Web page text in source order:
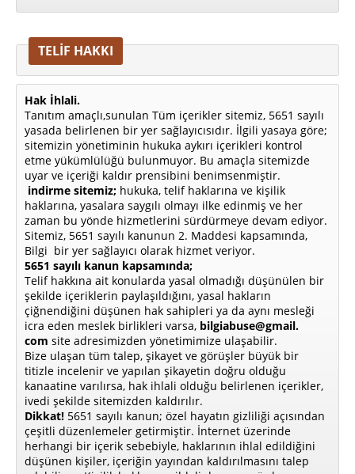
TELİF HAKKI
Hak İhlali.
Tanıtım amaçlı,sunulan Tüm içerikler sitemiz, 5651 sayılı
yasada belirlenen bir yer sağlayıcısıdır. İlgili yasaya göre;
sitemizin yönetiminin hukuka aykırı içerikleri kontrol
etme yükümlülüğü bulunmuyor. Bu amaçla sitemizde
uyar ve içeriği kaldır prensibini benimsenmiştir.
indirme sitemiz; hukuka, telif haklarına ve kişilik
haklarına, yasalara saygılı olmayı ilke edinmiş ve her
zaman bu yönde hizmetlerini sürdürmeye devam ediyor.
Sitemiz, 5651 sayılı kanunun 2. Maddesi kapsamında,
Bilgi bir yer sağlayıcı olarak hizmet veriyor.
5651 sayılı kanun kapsamında;
Telif hakkına ait konularda yasal olmadığı düşünülen bir
şekilde içeriklerin paylaşıldığını, yasal hakların
çiğnendiğini düşünen hak sahipleri ya da aynı mesleği
icra eden meslek birlikleri varsa, bilgiabuse@gmail.
com site adresimizden yönetimimize ulaşabilir.
Bize ulaşan tüm talep, şikayet ve görüşler büyük bir
titizle incelenir ve yapılan şikayetin doğru olduğu
kanaatine varılırsa, hak ihlali olduğu belirlenen içerikler,
ivedi şekilde sitemizden kaldırılır.
Dikkat! 5651 sayılı kanun; özel hayatın gizliliği açısından
çeşitli düzenlemeler getirmiştir. İnternet üzerinde
herhangi bir içerik sebebiyle, haklarının ihlal edildiğini
düşünen kişiler, içeriğin yayından kaldırılmasını talep